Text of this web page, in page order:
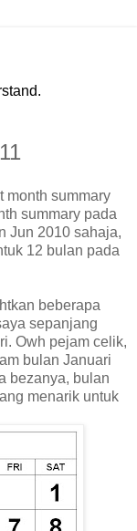
month summary
summary pada
Jun 2010 sahaja,
12 bulan pada
beberapa
sepanjang
Owh pejam celik,
bulan Januari
bezanya, bulan
menarik untuk